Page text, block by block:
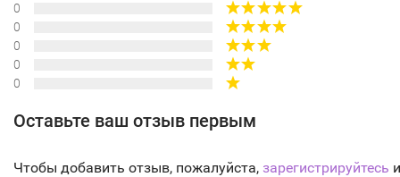
0
0
0
0
0
Оставьте ваш отзыв первым
Чтобы добавить отзыв, пожалуйста, зарегистрируйтесь